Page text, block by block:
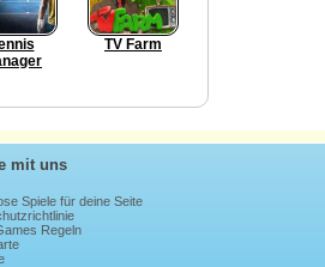
TV Farm
mit uns
Spiele für deine Seite
Regeln